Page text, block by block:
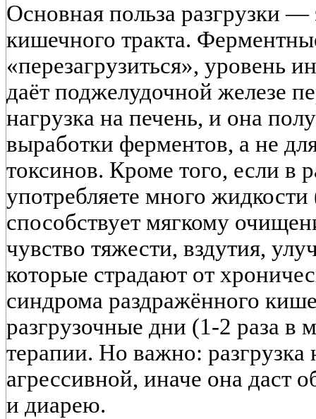
Основная польза разгрузки
кишечного тракта.
«перезагрузиться», уровень
даёт поджелудочной железе
нагрузка на печень, и она
выработки ферментов, а не
токсинов. Кроме того, если в
употребляете много
способствует мягкому
чувство тяжести, вздутия,
которые страдают от
синдрома раздражённого
разгрузочные дни (1-2 раза в
терапии. Но важно:
агрессивной, иначе она даст
и диарею.